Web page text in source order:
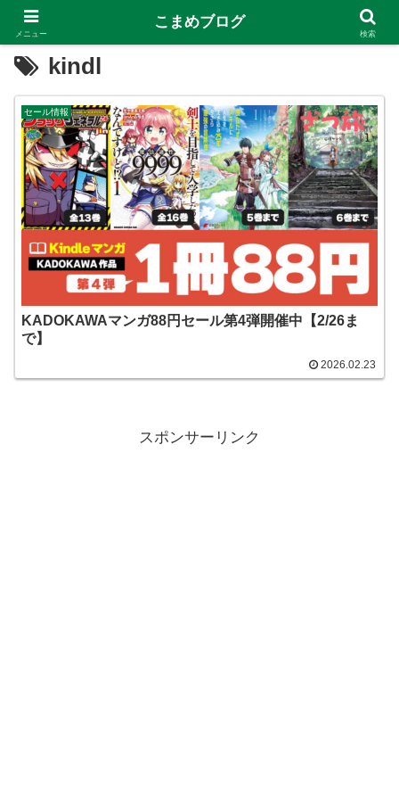
kindl
セール情報
KADOKAWAマンガ88円セール第4弾開催中【2/26ま
で】
2026.02.23
スポンサーリンク
メニュー
こまめブログ
検索